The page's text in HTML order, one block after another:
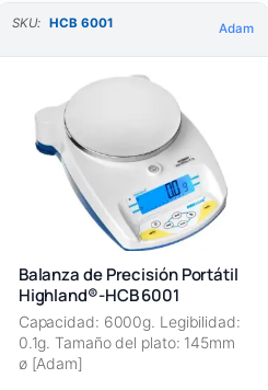
SKU: HCB 6001 Adam
Balanza de Precisión Portátil
Highland®-HCB 6001
Capacidad: 6000g. Legibilidad:
0.1g. Tamaño del plato: 145mm
ø [Adam]